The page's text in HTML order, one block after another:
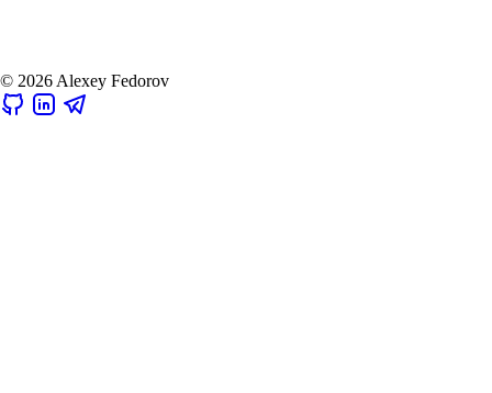
© 2026 Alexey Fedorov